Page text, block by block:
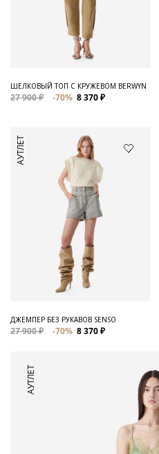
ШЕЛКОВЫЙ ТОП С КРУЖЕВОМ BERWYN
27 900 ₽ -70% 8 370 ₽
АУТЛЕТ
ДЖЕМПЕР БЕЗ РУКАВОВ SENSO
27 900 ₽ -70% 8 370 ₽
АУТЛЕТ